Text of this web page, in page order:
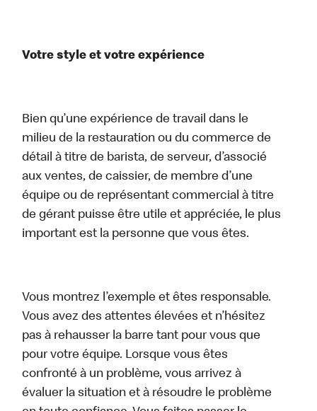
Votre style et votre expérience
Bien qu’une expérience de travail dans le
milieu de la restauration ou du commerce de
détail à titre de barista, de serveur, d’associé
aux ventes, de caissier, de membre d’une
équipe ou de représentant commercial à titre
de gérant puisse être utile et appréciée, le plus
important est la personne que vous êtes.
Vous montrez l’exemple et êtes responsable.
Vous avez des attentes élevées et n’hésitez
pas à rehausser la barre tant pour vous que
pour votre équipe. Lorsque vous êtes
confronté à un problème, vous arrivez à
évaluer la situation et à résoudre le problème